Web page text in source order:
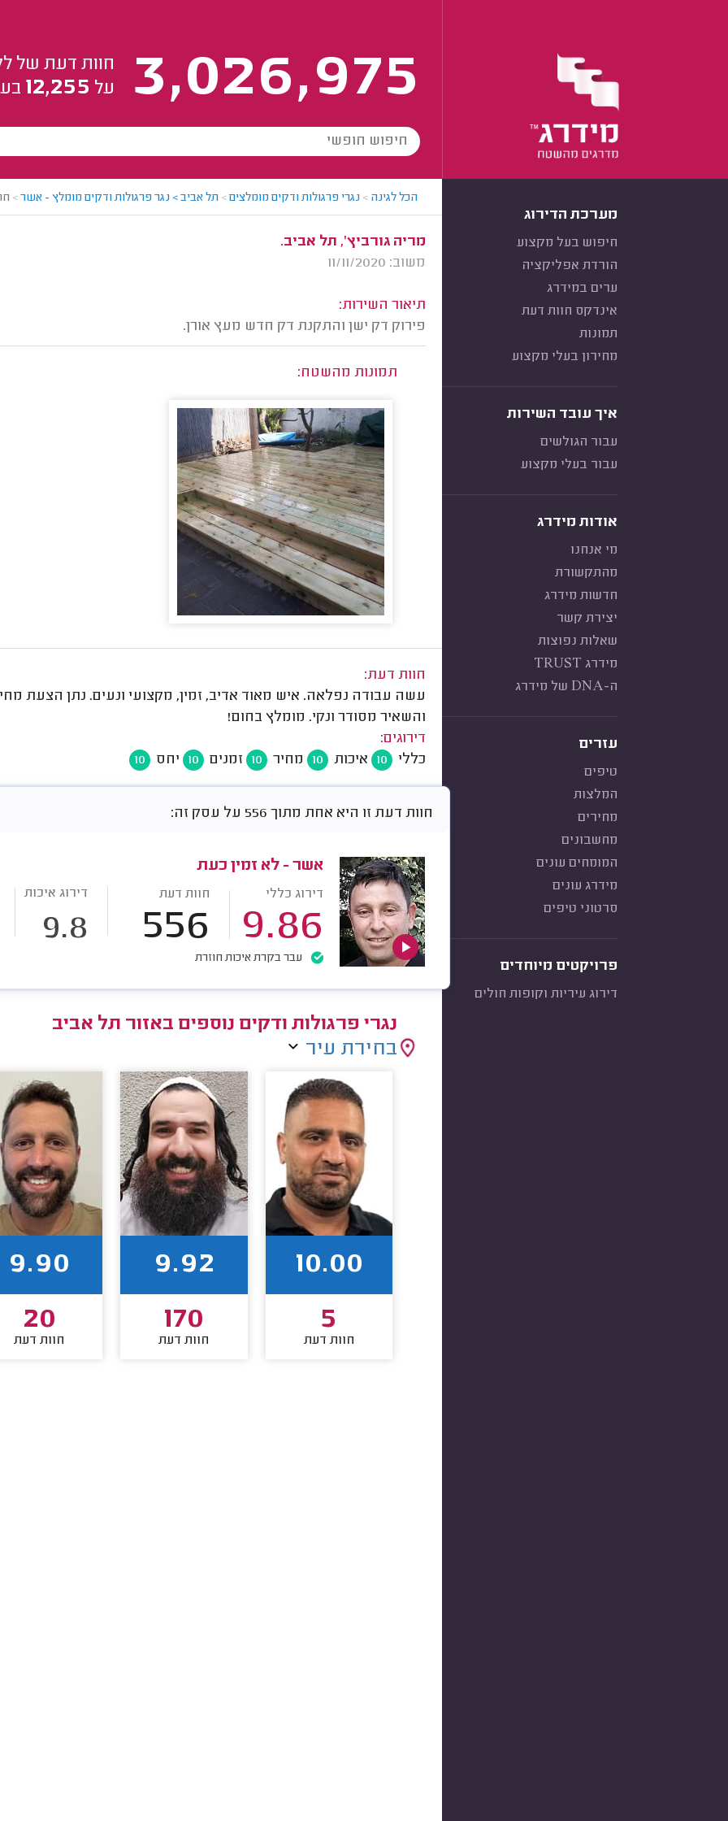
3,026,975
חוות דעת של
על 12,255
מערכת הדירוג
חיפוש בעל מקצוע
הורדת אפליקציה
ערים במידרג
אינדקס חוות דעת
תמונות
מחירון בעלי מקצוע
איך עובד השירות
עבור הגולשים
עבור בעלי מקצוע
אודות מידרג
מי אנחנו
מהתקשורת
חדשות מידרג
יצירת קשר
שאלות נפוצות
מידרג TRUST
ה-DNA של מידרג
עזרים
טיפים
המלצות
מחירים
מחשבונים
המומחים עונים
מידרג עונים
סרטוני טיפים
פרויקטים מיוחדים
דירוג עיריות וקופות חולים
הכל לגינה > נגרי פרגולות ודקים מומלצים> תל אביב > נגר פרגולות ודקים מומלץ - אשר>
מריה גורביץ', תל אביב.
משוב: 11/11/2020
תיאור השירות:
פירוק דק ישן והתקנת דק חדש מעץ אורן.
תמונות מהשטח:
חוות דעת:
עשה עבודה נפלאה. איש מאוד אדיב, זמין, מקצועי ונעים. נתן הצעת
והשאיר מסודר ונקי. מומלץ בחום!
דירוגים:
כללי
10 איכות 10 מחיר 10 זמנים 10 יחס 10
חוות דעת זו היא אחת מתוך 556 על עסק זה:
אשר - לא זמין כעת
דירוג כללי
9.86
חוות דעת
556
דירוג איכות
9.8
עבר בקרת איכות חוזרת
נגרי פרגולות ודקים נוספים באזור תל אביב
בחירת עיר
10.00
5
חוות דעת
9.92
170
חוות דעת
9.90
20
חוות דעת